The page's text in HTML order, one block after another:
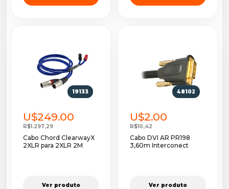
19133
U$249.00
R$1.297,29
Cabo Chord ClearwayX
2XLR para 2XLR 2M
Ver produto
48102
U$2.00
R$10,42
Cabo DVI AR PR198
3,60m Interconect
Ver produto